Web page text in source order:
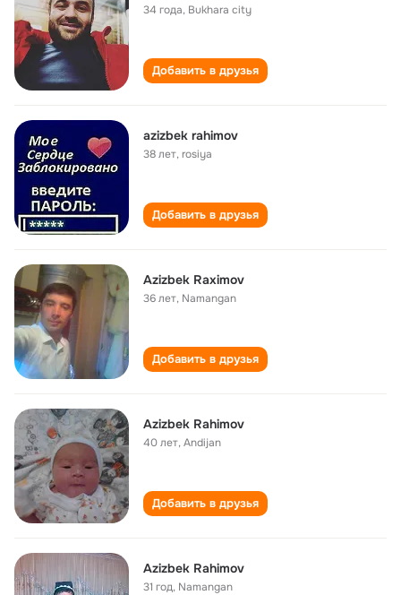
34 года, Bukhara city
Добавить в друзья
azizbek rahimov
38 лет,rosiya
Добавить в друзья
Аzizbеk Rахimоv
36 лет, Nаmаngаn
Добавить в друзья
Azizbek Rahimov
40 лет,Andijan
Добавить в друзья
Azizbek Rahimov
31 год, Namangan